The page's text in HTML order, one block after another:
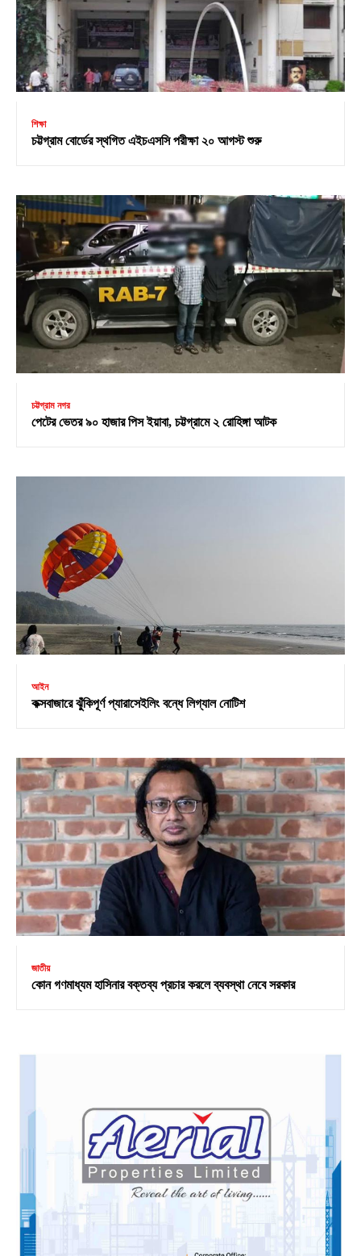
শিক্ষা
চট্টগ্রাম বোর্ডের স্থগিত এইচএসসি পরীক্ষা ২০ আগস্ট শুরু
চট্টগ্রাম নগর
পেটের ভেতর ৯০ হাজার পিস ইয়াবা, চট্টগ্রামে ২ রোহিঙ্গা আটক
আইন
কক্সবাজারে ঝুঁকিপূর্ণ প্যারাসেইলিং বন্ধে লিগ্যাল নোটিশ
জাতীয়
কোন গণমাধ্যম হাসিনার বক্তব্য প্রচার করলে ব্যবস্থা নেবে সরকার